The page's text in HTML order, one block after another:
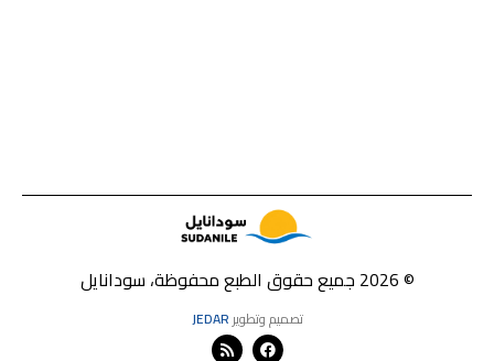
© 2026 جميع حقوق الطبع محفوظة، سودانايل
تصميم وتطويرJEDAR